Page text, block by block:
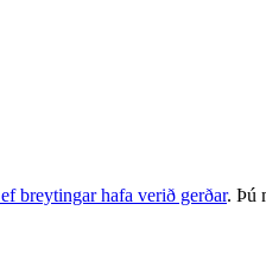
breytingar hafa verið gerðar. Þú